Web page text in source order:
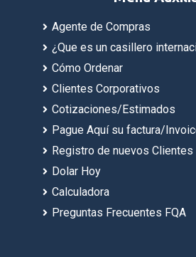
Agente de Compras
¿Que es un casillero
Cómo Ordenar
Clientes Corporativos
Cotizaciones/Estimados
Pague Aquí su factura/
Registro de nuevos Clientes
Dolar Hoy
Calculadora
Preguntas Frecuentes FQA